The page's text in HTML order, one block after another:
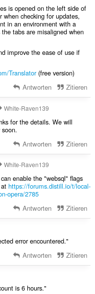
is opened on the left side of
checking for updates,
in an environment with a
tabs are misaligned when
improve the ease of use if
Translator(free version)
Antworten Zitieren
White-Raven139
for the details. We will
Antworten Zitieren
White-Raven139
enable the "websql" flags
https://forums.distill.io/t/local-
opera/2785
Antworten Zitieren
error encountered."
Antworten Zitieren
is 6 hours."